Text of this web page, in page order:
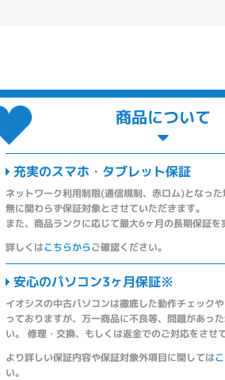
商品について
充実のスマホ・タブレット保証
ネットワーク利用制限(通信規制、赤ロム)となっ
無に関わらず保証対象とさせていただきます。
また、商品ランクに応じて最大6ヶ月の長期保証を
詳しくはこちらからご確認ください。
安心のパソコン3ヶ月保証※
イオシスの中古パソコンは徹底した動作チェック
っておりますが、万一商品に不良等、問題があっ
い。 修理・交換、もしくは返金でのご対応をさせ
より詳しい保証内容や保証対象外項目に関しては
い。